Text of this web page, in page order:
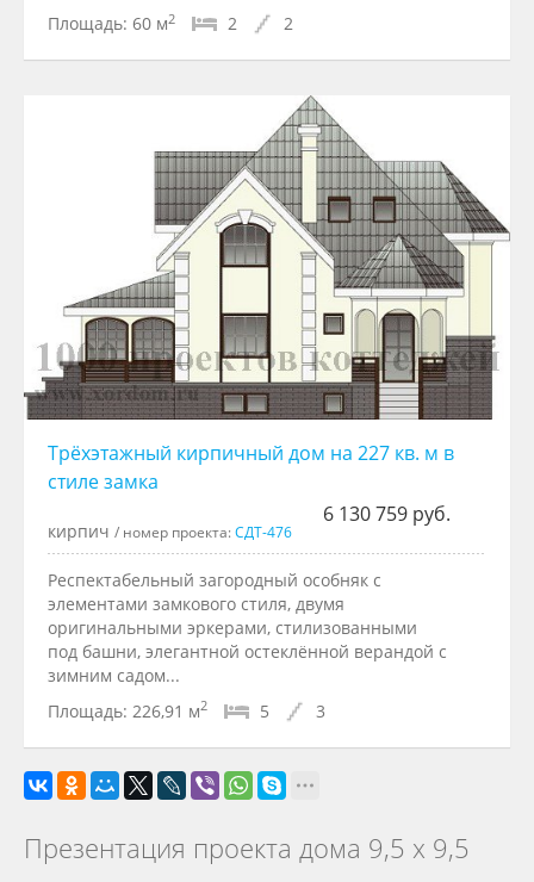
Площадь: 60 м2 2 2
Трёхэтажный кирпичный дом на 227 кв. м в
стиле замка
6 130 759 руб.
кирпич / номер проекта:СДТ-476
Респектабельный загородный особняк с
элементами замкового стиля, двумя
оригинальными эркерами, стилизованными
под башни, элегантной остеклённой верандой с
зимним садом...
Площадь: 226,91 м2 5 3
Презентация проекта дома 9,5 х 9,5